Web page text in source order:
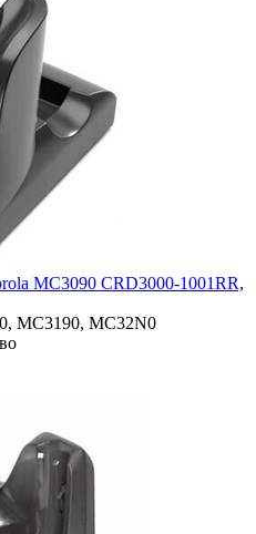
MC3090 СRD3000-1001RR,
MC3190, MC32N0